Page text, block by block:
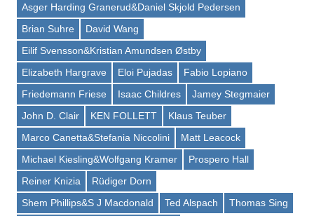
Asger Harding Granerud&Daniel Skjold Pedersen
Brian Suhre
David Wang
Eilif Svensson&Kristian Amundsen Østby
Elizabeth Hargrave
Eloi Pujadas
Fabio Lopiano
Friedemann Friese
Isaac Childres
Jamey Stegmaier
John D. Clair
KEN FOLLETT
Klaus Teuber
Marco Canetta&Stefania Niccolini
Matt Leacock
Michael Kiesling&Wolfgang Kramer
Prospero Hall
Reiner Knizia
Rüdiger Dorn
Shem Phillips&S J Macdonald
Ted Alspach
Thomas Sing